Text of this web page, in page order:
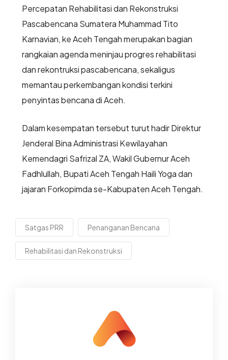
Percepatan Rehabilitasi dan Rekonstruksi
Pascabencana Sumatera Muhammad Tito
Karnavian, ke Aceh Tengah merupakan bagian
rangkaian agenda meninjau progres rehabilitasi
dan rekontruksi pascabencana, sekaligus
memantau perkembangan kondisi terkini
penyintas bencana di Aceh.
Dalam kesempatan tersebut turut hadir Direktur
Jenderal Bina Administrasi Kewilayahan
Kemendagri Safrizal ZA, Wakil Gubernur Aceh
Fadhlullah, Bupati Aceh Tengah Haili Yoga dan
jajaran Forkopimda se-Kabupaten Aceh Tengah.
Satgas PRR Penanganan Bencana
Rehabilitasi dan Rekonstruksi